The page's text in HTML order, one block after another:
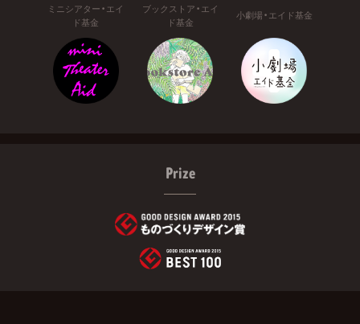
ミニシアター・エイ
ド基金
ブックストア・エイ
ド基金
小劇場・エイド基金
Prize